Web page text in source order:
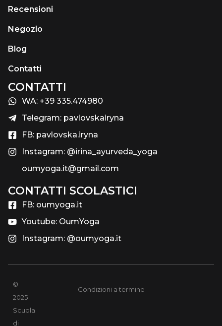
Recensioni
Negozio
Blog
Contatti
CONTATTI
WA: +39 335.474980
Telegram: pavlovskairyna
FB: pavlovska.iryna
Instagram: @irina_ayurveda_yoga
oumyoga.it@gmail.com
CONTATTI SCOLASTICI​
FB: oumyoga.it
Youtube: OumYoga
Instagram: @oumyoga.it
©
2025
Scuola
di
Condizioni a termine